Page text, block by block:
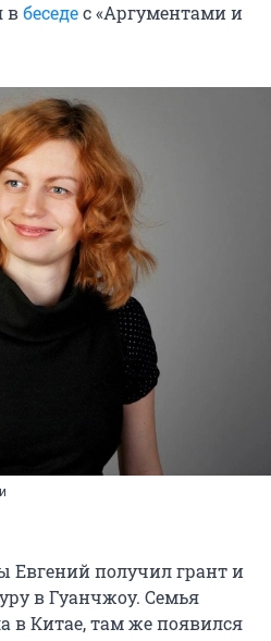
вбеседес «Аргументами и
Евгений получил грант и
в Гуанчжоу. Семья
в Китае, там же появился